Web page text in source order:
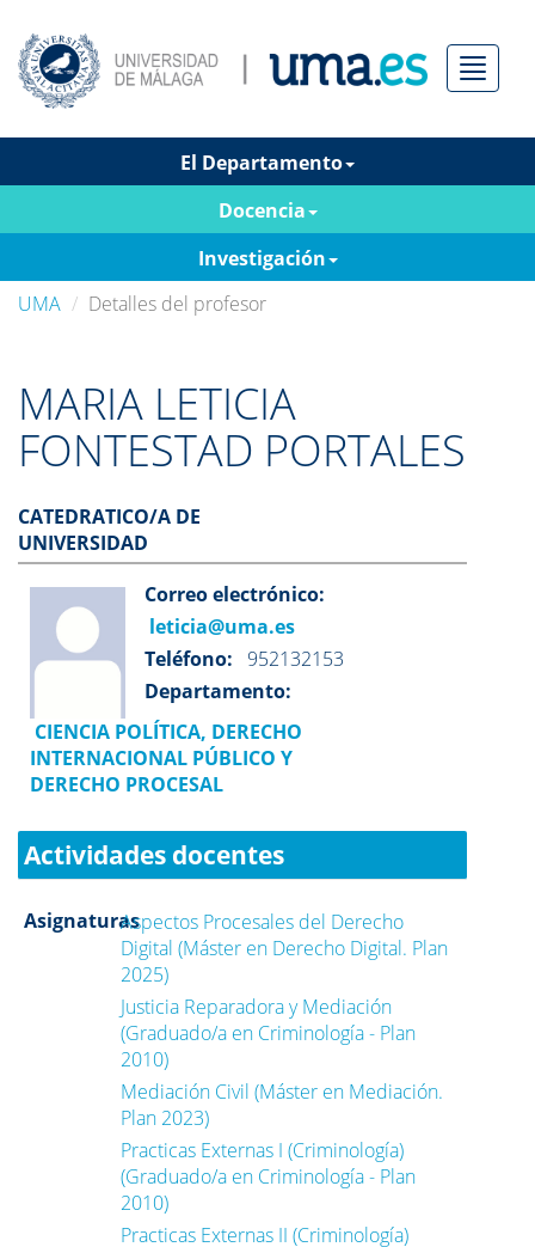
Menú
El Departamento
Docencia
Investigación
UMA
Detalles del profesor
MARIA LETICIA
FONTESTAD PORTALES
CATEDRATICO/A DE
UNIVERSIDAD
Correo electrónico:
leticia@uma.es
Teléfono: 952132153
Departamento:
CIENCIA POLÍTICA, DERECHO
INTERNACIONAL PÚBLICO Y
DERECHO PROCESAL
Actividades docentes
AsignaturasAspectos Procesales del Derecho
Digital (Máster en Derecho Digital. Plan
2025)
Justicia Reparadora y Mediación
(Graduado/a en Criminología - Plan
2010)
Mediación Civil (Máster en Mediación.
Plan 2023)
Practicas Externas I (Criminología)
(Graduado/a en Criminología - Plan
2010)
Practicas Externas II (Criminología)